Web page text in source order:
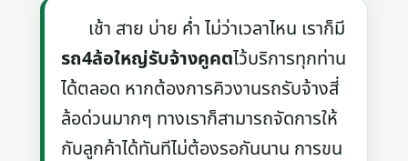
เช้า สาย บ่าย ค่ำ ไม่ว่าเวลาไหน เราก็มี
รถ4ล้อใหญ่รับจ้างคูคตไว้บริการทุกท่าน
ได้ตลอด หากต้องการคิวงานรถรับจ้างสี่
ล้อด่วนมากๆ ทางเราก็สามารถจัดการให้
กับลูกค้าได้ทันทีไม่ต้องรอกันนาน การขน